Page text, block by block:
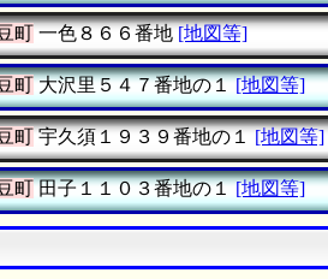
町一色８６６番地 [地図等]
町大沢里５４７番地の１ [地図等]
町宇久須１９３９番地の１ [地図等]
町田子１１０３番地の１ [地図等]